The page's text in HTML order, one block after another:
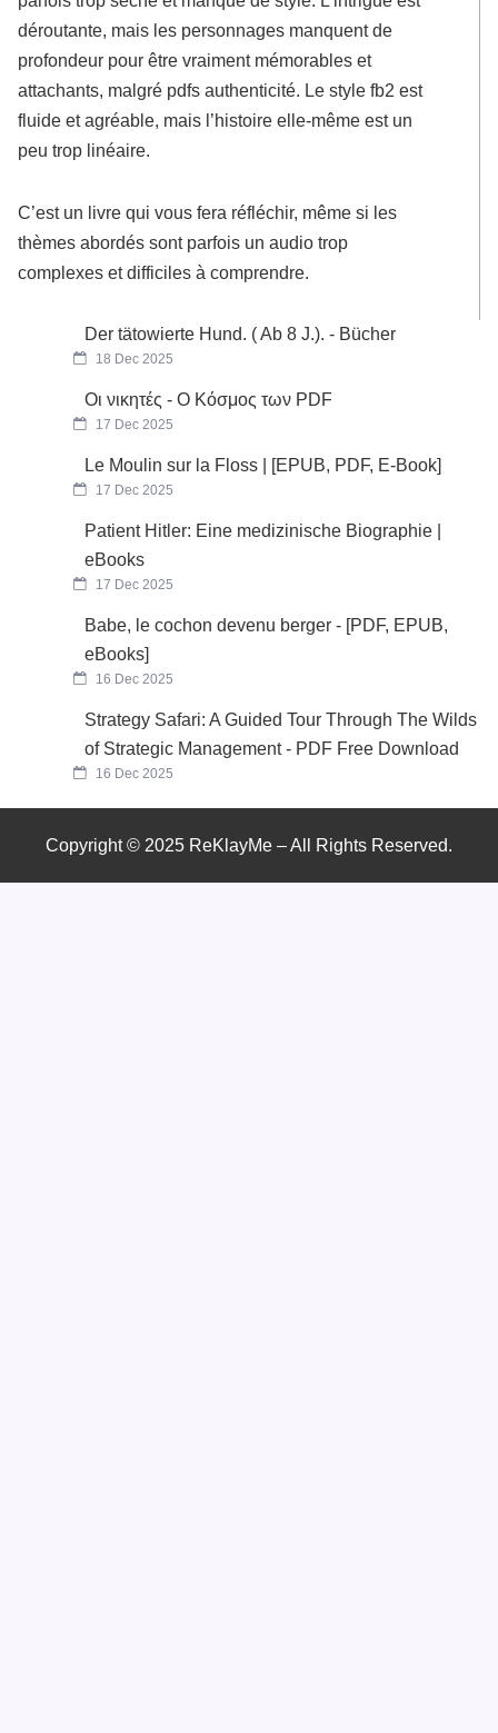
déroutante, mais les personnages manquent de
profondeur pour être vraiment mémorables et
attachants, malgré pdfs authenticité. Le style fb2 est
fluide et agréable, mais l’histoire elle-même est un
peu trop linéaire.
C’est un livre qui vous fera réfléchir, même si les
thèmes abordés sont parfois un audio trop
complexes et difficiles à comprendre.
Der tätowierte Hund. ( Ab 8 J.). - Bücher
18 Dec 2025
Οι νικητές - Ο Κόσμος των PDF
17 Dec 2025
Le Moulin sur la Floss | [EPUB, PDF, E-Book]
17 Dec 2025
Patient Hitler: Eine medizinische Biographie |
eBooks
17 Dec 2025
Babe, le cochon devenu berger - [PDF, EPUB,
eBooks]
16 Dec 2025
Strategy Safari: A Guided Tour Through The Wilds
of Strategic Management - PDF Free Download
16 Dec 2025
Copyright © 2025 ReKlayMe – All Rights Reserved.